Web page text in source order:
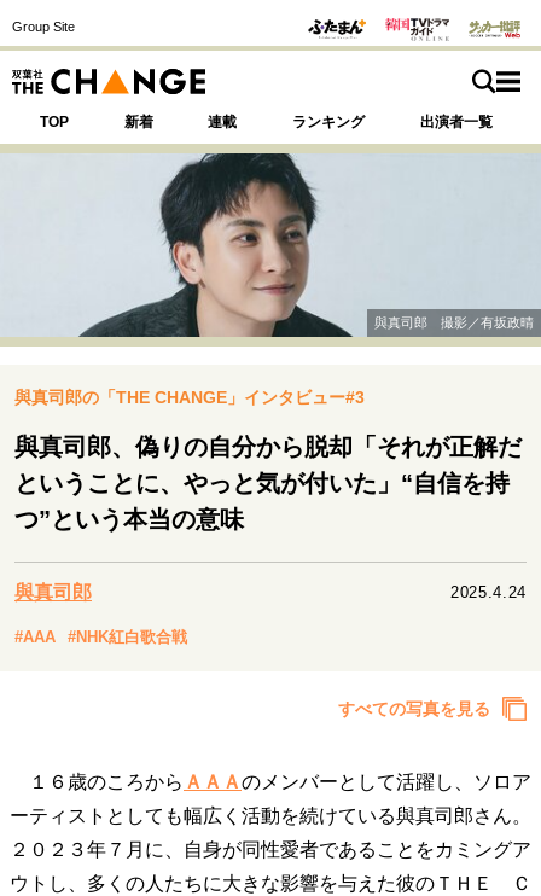
Group Site
TOP 新着 連載 ランキング 出演者一覧
注目の記事テーマで探す
運命を変えた出会い 決断の裏側
表現者の葛藤
人生が動いた日 10代の挫折と原点
セカンドキャリアの描き方
夢を掴む選択
リーダーの流儀 変革の原動力
次世代へのバトン
トップが描く未来
與真司郎 撮影／有坂政晴
與真司郎の「THE CHANGE」インタビュー#3
與真司郎、偽りの自分から脱却「それが正解だ
ということに、やっと気が付いた」“自信を持
つ”という本当の意味
與真司郎 2025.4.24
#AAA #NHK紅白歌合戦
すべての写真を見る
１６歳のころから ＡＡＡのメンバーとして活躍し、ソロア
ーティストとしても幅広く活動を続けている與真司郎さん。
２０２３年７月に、自身が同性愛者であることをカミングア
ウトし、多くの人たちに大きな影響を与えた彼のＴＨＥ Ｃ